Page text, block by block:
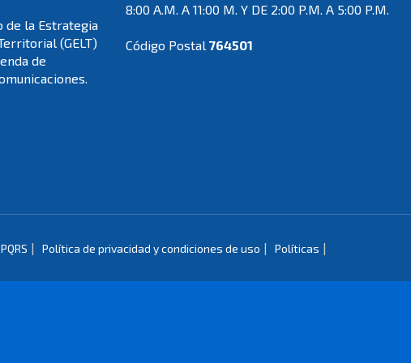
de la Estrategia
(GELT)
de
8:00 A.M. A 11:00 M. Y DE 2:00 P.M. A 5:00 P.M.
Código Postal 764501
PQRS | Política de privacidad y condiciones de uso | Políticas |
Gobierno de Colombia